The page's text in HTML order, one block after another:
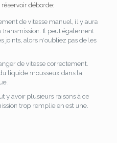
déborde:
de vitesse manuel, il y aura
transmission. Il peut également
joints, alors n'oubliez pas de les
de vitesse correctement.
liquide mousseux dans la
y avoir plusieurs raisons à ce
trop remplie en est une.